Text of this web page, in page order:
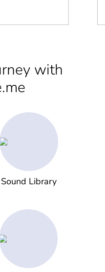
with
Sound Library